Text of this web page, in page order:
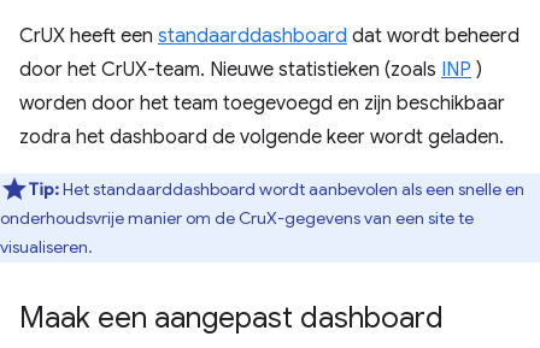
CrUX heeft een standaarddashboard dat wordt beheerd
door het CrUX-team. Nieuwe statistieken (zoals INP )
worden door het team toegevoegd en zijn beschikbaar
zodra het dashboard de volgende keer wordt geladen.
Tip:Het standaarddashboard wordt aanbevolen als een snelle en
onderhoudsvrije manier om de CruX-gegevens van een site te
visualiseren.
Maak een aangepast dashboard